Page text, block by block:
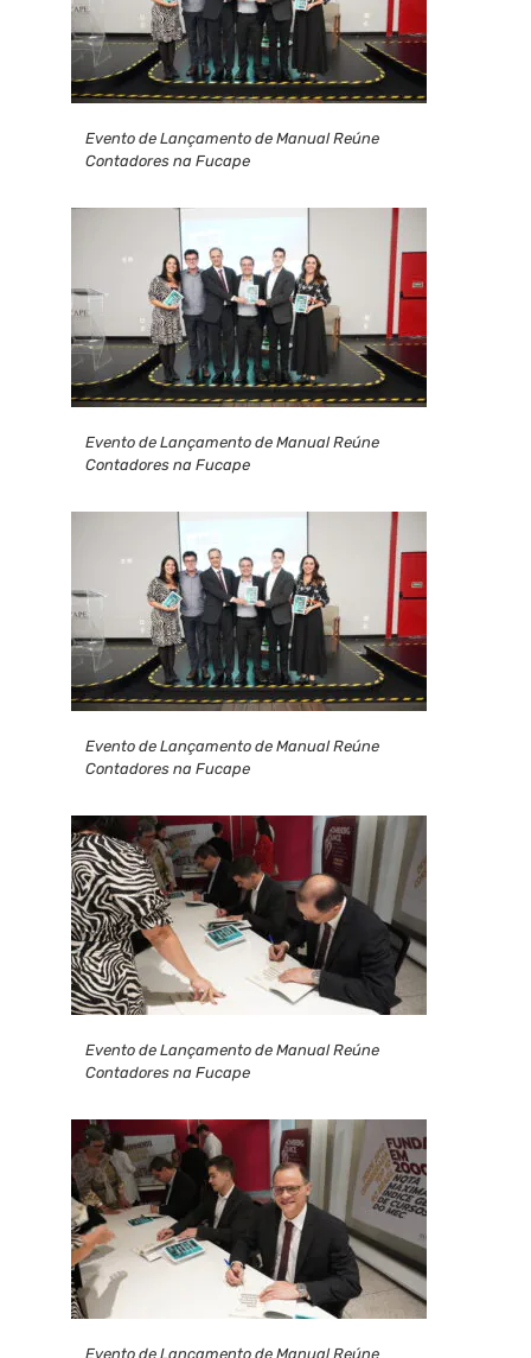
Evento de Lançamento de Manual Reúne
Contadores na Fucape
Evento de Lançamento de Manual Reúne
Contadores na Fucape
Evento de Lançamento de Manual Reúne
Contadores na Fucape
Evento de Lançamento de Manual Reúne
Contadores na Fucape
Evento de Lançamento de Manual Reúne